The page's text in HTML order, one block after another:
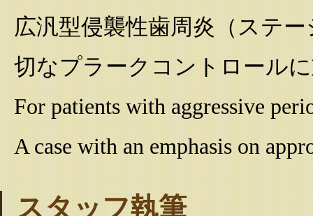
広汎型侵襲性歯周炎（ステ
切なプラークコントロール
For patients with aggressive
A case with an emphasis on
スタッフ執筆